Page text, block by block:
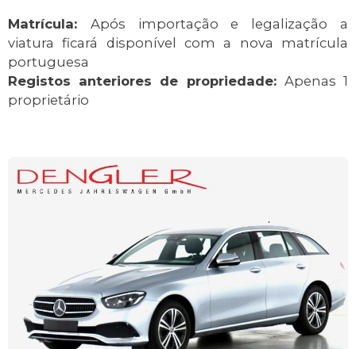
Matrícula: Após importação e legalização a
viatura ficará disponível com a nova matrícula
portuguesa
Registos anteriores de propriedade: Apenas 1
proprietário